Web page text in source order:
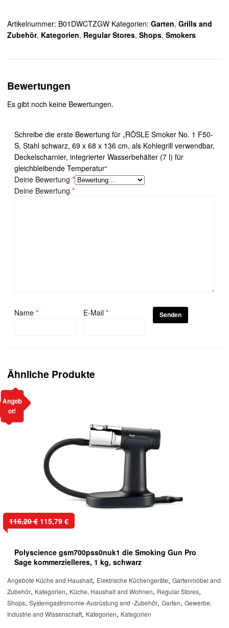
Artikelnummer: B01DWCTZGW Kategorien: Garten, Grills and
Zubehör, Kategorien, Regular Stores, Shops, Smokers
Bewertungen
Es gibt noch keine Bewertungen.
Schreibe die erste Bewertung für „RÖSLE Smoker No. 1 F50-
S, Stahl schwarz, 69 x 68 x 136 cm, als Kohlegrill verwendbar,
Deckelscharnier, integrierter Wasserbehälter (7 l) für
gleichbleibende Temperatur“
Deine Bewertung *
Deine Bewertung *
Name * E-Mail*
Ähnliche Produkte
Angeb
ot!
116,20€ Ursprünglicher
Preis
116,20 €
115,79 €Aktueller
Preis
115,79 €.
Polyscience gsm700pss0nuk1 die Smoking Gun Pro
Sage kommerzielleres, 1 kg, schwarz
Angebote Küche and Haushalt, Elektrische Küchengeräte, Gartenmöbel and
Zubehör, Kategorien, Küche, Haushalt and Wohnen, Regular Stores,
Shops, Systemgastronomie-Ausrüstung and -Zubehör, Garten, Gewerbe,
Industrie and Wissenschaft, Kategorien, Kategorien